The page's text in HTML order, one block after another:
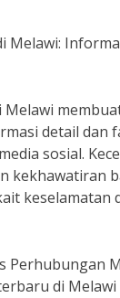
Melawi:
Melawi
detail dan
sosial.
kekhawatiran
keselamatan
Perhubungan
di